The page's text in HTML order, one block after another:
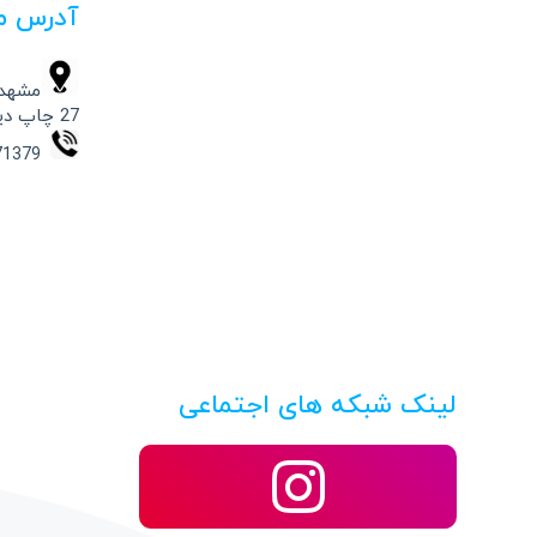
آدرس
27 چاپ دیجیتال حامد
لینک شبکه های اجتماعی